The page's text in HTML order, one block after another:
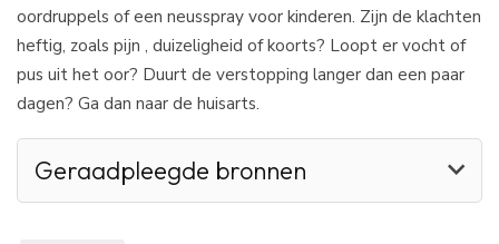
oordruppels of een neusspray voor kinderen. Zijn de klachten
heftig, zoals pijn , duizeligheid of koorts? Loopt er vocht of
pus uit het oor? Duurt de verstopping langer dan een paar
dagen? Ga dan naar de huisarts.
Geraadpleegde bronnen